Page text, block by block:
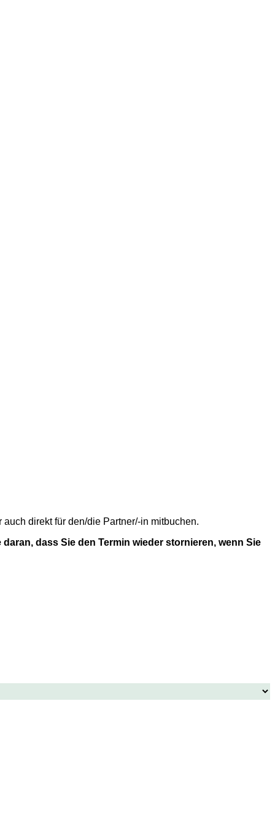
direkt für den/die Partner/-in mitbuchen.
dass Sie den Termin wieder stornieren, wenn Sie